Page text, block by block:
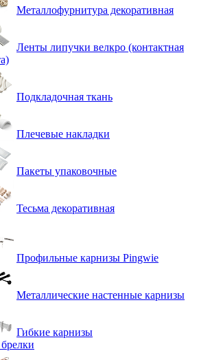
Металлофурнитура декоративная
Ленты липучки велкро (контактная
Подкладочная ткань
Плечевые накладки
Пакеты упаковочные
Тесьма декоративная
Профильные карнизы Pingwie
Металлические настенные карнизы
Гибкие карнизы